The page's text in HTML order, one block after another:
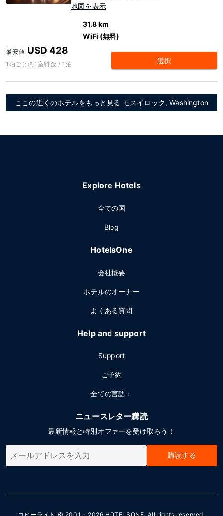
地図を表示
31.8 km
WiFi (無料)
最安値 USD 428
1泊ごとの1室料金 / 1泊 選択
ここの近くのホテルをもっと見る モスイロック, Washington
Explore Hotels
全ての国
Blog
HotelsOne
会社概要
ホテルのオーナー
よくある質問
Help and support
Support
ご予約
全ての言語：
ニュースレター購読
最新情報と特別オファーを受け取ろう！
購読する
コピーライト © 2001 - 2026 HOTELSONE. All rights reserved.